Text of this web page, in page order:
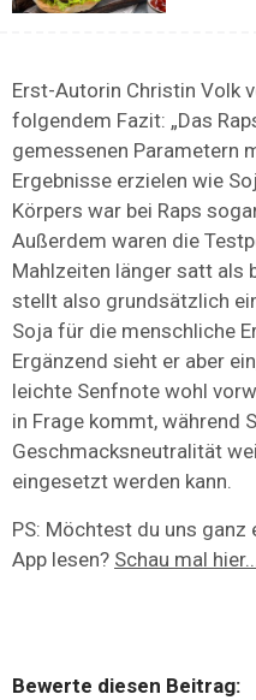
Erst-Autorin Christin Volk
folgendem Fazit: „Das
gemessenen Parametern
Ergebnisse erzielen wie
Körpers war bei Raps
Außerdem waren die
Mahlzeiten länger satt als
stellt also grundsätzlich
Soja für die menschliche
Ergänzend sieht er aber
leichte Senfnote wohl
in Frage kommt, während
Geschmacksneutralität
eingesetzt werden kann.
PS: Möchtest du uns
App lesen? Schau mal
Bewerte diesen Beitrag: